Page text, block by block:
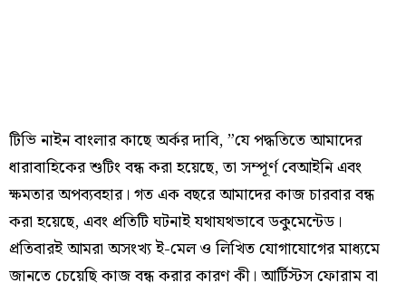
টিভি নাইন বাংলার কাছে অর্কর দাবি, ”যে পদ্ধতিতে আমাদের
ধারাবাহিকের শুটিং বন্ধ করা হয়েছে, তা সম্পূর্ণ বেআইনি এবং
ক্ষমতার অপব্যবহার। গত এক বছরে আমাদের কাজ চারবার বন্ধ
করা হয়েছে, এবং প্রতিটি ঘটনাই যথাযথভাবে ডকুমেন্টেড।
প্রতিবারই আমরা অসংখ্য ই-মেল ও লিখিত যোগাযোগের মাধ্যমে
জানতে চেয়েছি কাজ বন্ধ করার কারণ কী। আর্টিস্টস ফোরাম বা